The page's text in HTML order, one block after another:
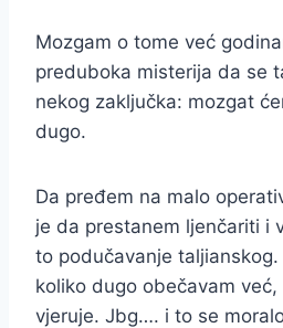
Mozgam o tome već
preduboka misterija da se
nekog zaključka: mozgat
dugo.
Da pređem na malo
je da prestanem ljenčariti i
to podučavanje
koliko dugo obečavam
vjeruje. Jbg…. i to se